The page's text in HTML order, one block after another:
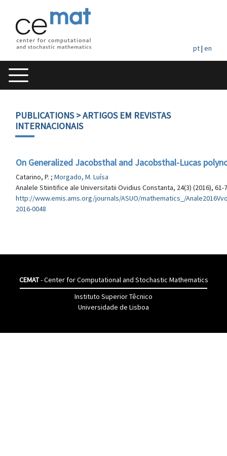
pt| en
PUBLICATIONS> ARTIGOS EM REVISTAS
INTERNACIONAIS
On Generalized Jacobsthal and Jacobsthal-Lucas
Catarino, P. ; Morgado, M. Luísa
Analele Stiintifice ale Universitatii Ovidius Constanta, 24(3) (2016), 61-
http://www.emis.ams.org/journals/ASUO/mathematics_/
2016-0048
CEMAT- Center for Computational and Stochastic Mathematics
Instituto Superior Têcnico
Universidade de Lisboa